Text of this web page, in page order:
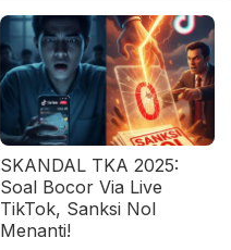
SKANDAL TKA 2025:
Soal Bocor Via Live
TikTok, Sanksi Nol
Menanti!